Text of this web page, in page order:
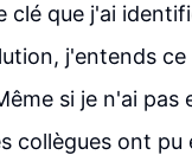
clé que j'ai
j'entends
si je n'ai
collègues ont